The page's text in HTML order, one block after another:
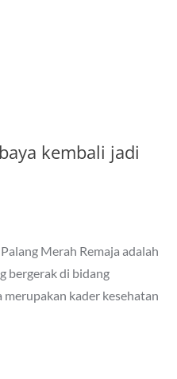
kembali jadi
Merah Remaja adalah
bergerak di bidang
merupakan kader kesehatan